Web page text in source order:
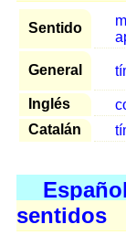
Sentido
General
Inglés
Catalán
Español
sentidos